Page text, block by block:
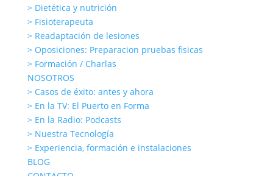
> Dietética y nutrición
> Fisioterapeuta
> Readaptación de lesiones
> Oposiciones: Preparacion pruebas fisicas
> Formación / Charlas
NOSOTROS
> Casos de éxito: antes y ahora
> En la TV: El Puerto en Forma
> En la Radio: Podcasts
> Nuestra Tecnología
> Experiencia, formación e instalaciones
BLOG